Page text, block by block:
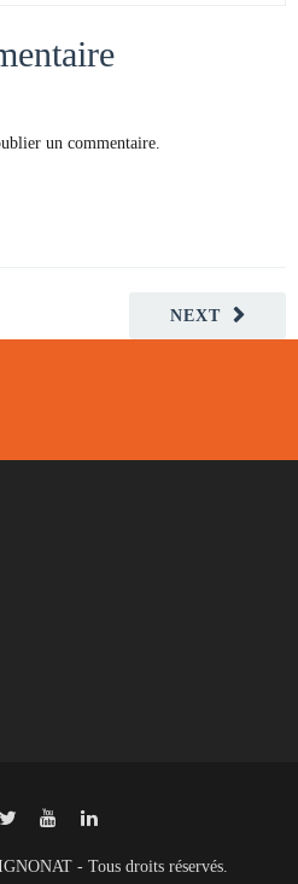
un commentaire.
NEXT
- Tous droits réservés.